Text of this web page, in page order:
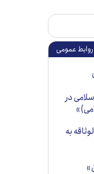
روابط عمومی
در
به